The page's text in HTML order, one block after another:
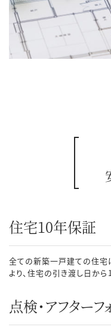
住宅10年保証
全ての新築一戸建ての住宅
より、住宅の引き渡し日か
点検・アフターフ